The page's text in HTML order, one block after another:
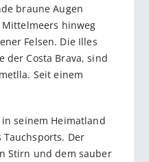
braune Augen
hinweg
Felsen. Die Illes
der Costa Brava, sind
Seit einem
seinem Heimatland
Tauchsports. Der
Stirn und dem sauber